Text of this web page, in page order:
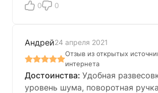
0 0
Андрей24 апреля 2021
Отзыв из открытых
интернета
Удобная
уровень шума, поворотная